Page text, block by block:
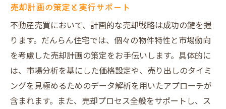
売却計画の策定と実行サポート
不動産売買において、計画的な売却戦略は成功の鍵を握
ります。だんらん住宅では、個々の物件特性と市場動向
を考慮した売却計画の策定をお手伝いします。具体的に
は、市場分析を基にした価格設定や、売り出しのタイミ
ングを見極めるためのデータ解析を用いたアプローチが
含まれます。また、売却プロセス全般をサポートし、ス